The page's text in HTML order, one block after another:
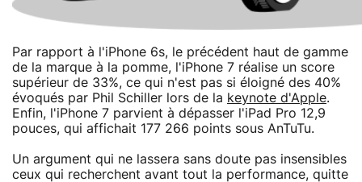
Par rapport à l'iPhone 6s, le précédent haut de gamme
de la marque à la pomme, l'iPhone 7 réalise un score
supérieur de 33%, ce qui n'est pas si éloigné des 40%
évoqués par Phil Schiller lors de la keynote d'Apple.
Enfin, l'iPhone 7 parvient à dépasser l'iPad Pro 12,9
pouces, qui affichait 177 266 points sous AnTuTu.
Un argument qui ne lassera sans doute pas insensibles
ceux qui recherchent avant tout la performance, quitte